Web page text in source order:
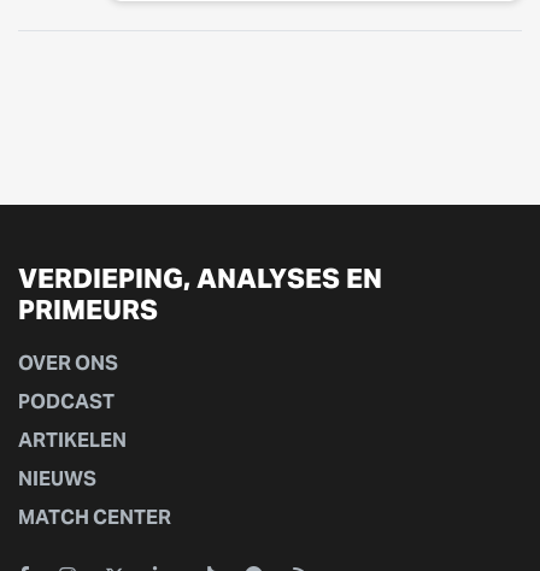
VERDIEPING, ANALYSES EN
PRIMEURS
OVER ONS
PODCAST
ARTIKELEN
NIEUWS
MATCH CENTER